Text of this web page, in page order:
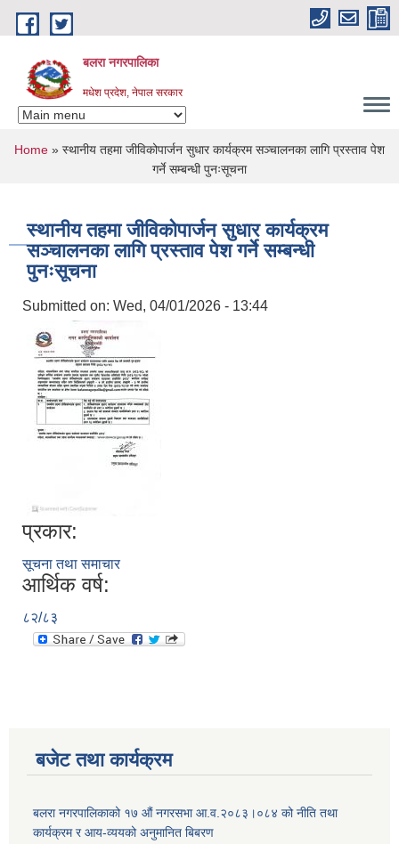
Skip to main content
बलरा नगरपालिका
मधेश प्रदेश, नेपाल सरकार
You are here
Home » स्थानीय तहमा जीविकोपार्जन सुधार कार्यक्रम सञ्चालनका लागि प्रस्ताव पेश
गर्ने सम्बन्धी पुनःसूचना
स्थानीय तहमा जीविकोपार्जन सुधार कार्यक्रम
सञ्चालनका लागि प्रस्ताव पेश गर्ने सम्बन्धी
पुनःसूचना
Submitted on: Wed, 04/01/2026 - 13:44
प्रकार:
सूचना तथा समाचार
आर्थिक वर्ष:
८२/८३
बजेट तथा कार्यक्रम
बलरा नगरपालिकाको १७ औं नगरसभा आ.व.२०८३।०८४ को नीति तथा
कार्यक्रम र आय-व्ययको अनुमानित बिबरण